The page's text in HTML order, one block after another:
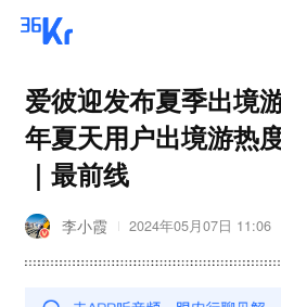
爱彼迎发布夏季出境
年夏天用户出境游热
｜最前线
李小霞 2024年05月07日 11:06